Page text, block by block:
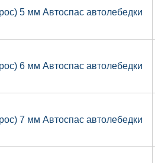
5 мм Автоспас автолебедки
6 мм Автоспас автолебедки
7 мм Автоспас автолебедки